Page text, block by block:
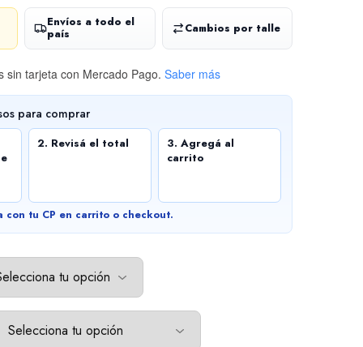
Envíos a todo el
país
Cambios por talle
sin tarjeta con Mercado Pago. Saber más
para comprar
2. Revisá el total
3. Agregá al
carrito
con tu CP en carrito o checkout.